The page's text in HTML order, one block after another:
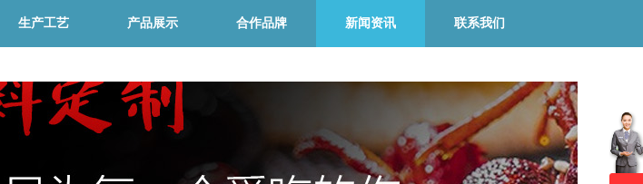
生产工艺 产品展示 合作品牌 新闻资讯 联系我们